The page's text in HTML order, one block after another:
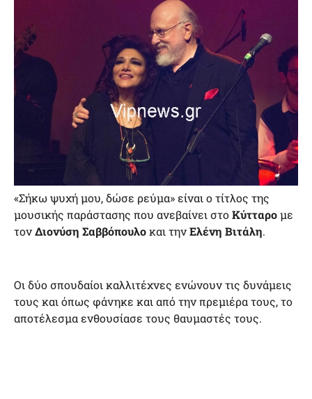
«Σήκω ψυχή μου, δώσε ρεύμα» είναι ο τίτλος της
μουσικής παράστασης που ανεβαίνει στοΚύτταρομε
τονΔιονύση Σαββόπουλοκαι τηνΕλένη Βιτάλη.
Οι δύο σπουδαίοι καλλιτέχνες ενώνουν τις δυνάμεις
τους και όπως φάνηκε και από την πρεμιέρα τους, το
αποτέλεσμα ενθουσίασε τους θαυμαστές τους.